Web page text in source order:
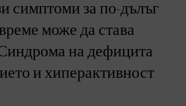
симптоми за по-дълъг
може да става
на дефицита
и хиперактивност